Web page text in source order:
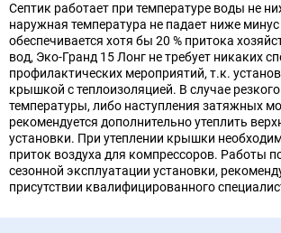
Септик работает при температуре воды не
наружная температура не падает ниже минус
обеспечивается хотя бы 20 % притока
вод, Эко-Гранд 15 Лонг не требует никаких
профилактических мероприятий, т.к.
крышкой с теплоизоляцией. В случае
температуры, либо наступления затяжных
рекомендуется дополнительно утеплить
установки. При утеплении крышки
приток воздуха для компрессоров. Работы
сезонной эксплуатации установки,
присутствии квалифицированного